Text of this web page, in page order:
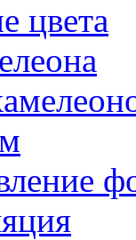
цвета